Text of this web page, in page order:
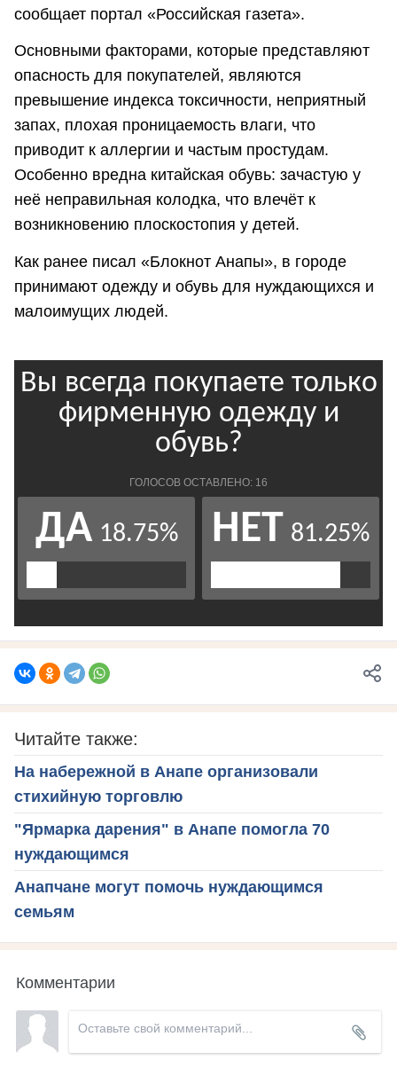
сообщает портал «Российская газета».
Основными факторами, которые представляют
опасность для покупателей, являются
превышение индекса токсичности, неприятный
запах, плохая проницаемость влаги, что
приводит к аллергии и частым простудам.
Особенно вредна китайская обувь: зачастую у
неё неправильная колодка, что влечёт к
возникновению плоскостопия у детей.
Как ранее писал «Блокнот Анапы», в городе
принимают одежду и обувь для нуждающихся и
малоимущих людей.
Читайте также:
На набережной в Анапе организовали
стихийную торговлю
"Ярмарка дарения" в Анапе помогла 70
нуждающимся
Анапчане могут помочь нуждающимся
семьям
Комментарии